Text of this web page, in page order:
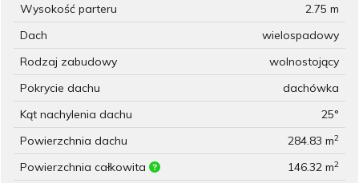
Wysokość parteru
2.75 m
Dach
wielospadowy
Rodzaj zabudowy
wolnostojący
Pokrycie dachu
dachówka
Kąt nachylenia dachu
25°
Powierzchnia dachu
284.83 m2
Powierzchnia całkowita 146.32 m2